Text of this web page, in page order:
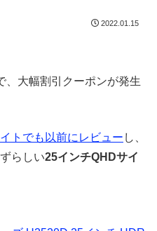
2022.01.15
、大幅割引クーポンが発生
トでも以前にレビュー し、
らしい25インチQHDサイ